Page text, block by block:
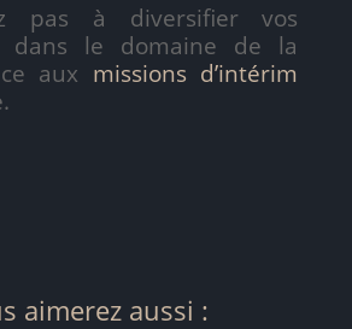
pas à diversifier vos
dans le domaine de la
aux missions d’intérim
aimerez aussi :